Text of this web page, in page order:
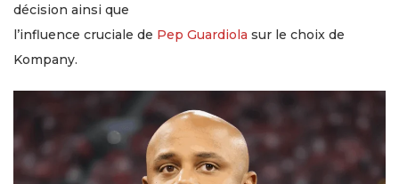
décision ainsi que
l’influence cruciale de Pep Guardiola sur le choix de
Kompany.